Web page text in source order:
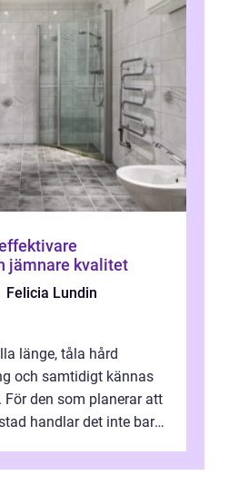
jämnare kvalitet
Felicia Lundin
länge, tåla hård
och samtidigt kännas
den som planerar att
handlar det inte bara